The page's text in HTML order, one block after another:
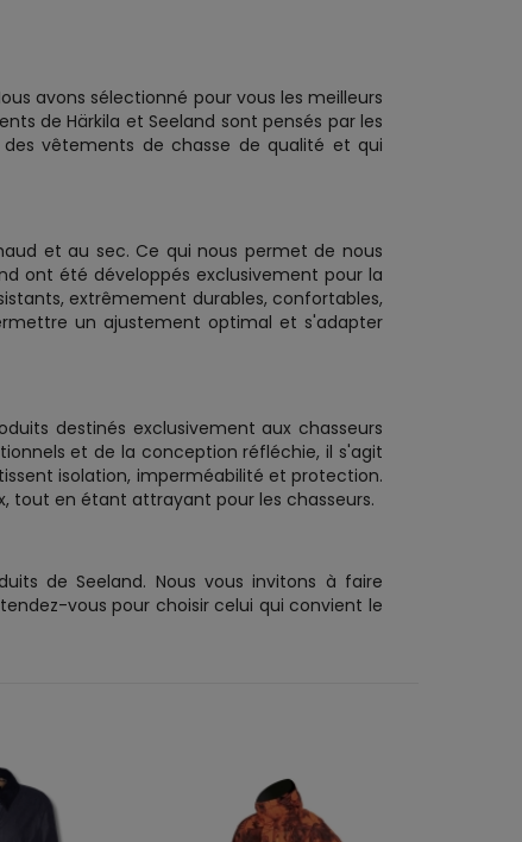
avons sélectionné pour vous les meilleurs
de Härkila et Seeland sont pensés par les
vêtements de chasse de qualité et qui
et au sec. Ce qui nous permet de nous
ont été développés exclusivement pour la
extrêmement durables, confortables,
un ajustement optimal et s'adapter
destinés exclusivement aux chasseurs
et de la conception réfléchie, il s'agit
isolation, imperméabilité et protection.
tout en étant attrayant pour les chasseurs.
de Seeland. Nous vous invitons à faire
vous pour choisir celui qui convient le